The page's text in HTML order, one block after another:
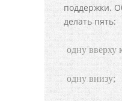
поддержки.
делать пять:
одну вверху
одну внизу;